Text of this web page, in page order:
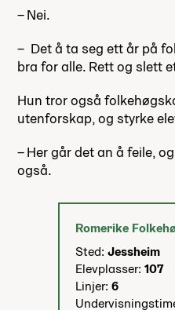
– Nei.
– Det å ta seg ett år på
bra for alle. Rett og slett
Hun tror også
utenforskap, og styrke
– Her går det an å feile,
også.
Romerike
Sted: Jessheim
Elevplasser: 107
Linjer: 6